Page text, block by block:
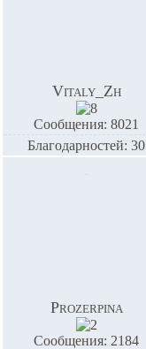
Vitaly_Zh
Сообщения: 8021
Благодарностей: 30
Prozerpina
Сообщения: 2184